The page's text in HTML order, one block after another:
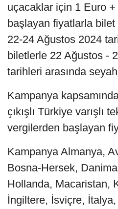
uçacaklar için 1 Euro
başlayan fiyatlarla bilet
22-24 Ağustos 2024
biletlerle 22 Ağustos -
tarihleri arasında
Kampanya
çıkışlı Türkiye varışlı
vergilerden başlayan
Kampanya Almanya,
Bosna-Hersek,
Hollanda, Macaristan,
İngiltere, İsviçre,